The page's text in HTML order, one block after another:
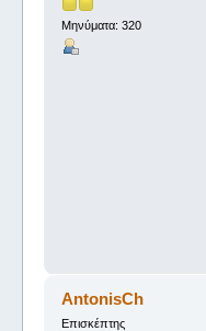
Μηνύματα: 320
AntonisCh
Επισκέπτης